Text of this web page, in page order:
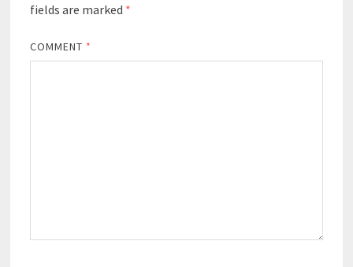
fields are marked *
COMMENT *